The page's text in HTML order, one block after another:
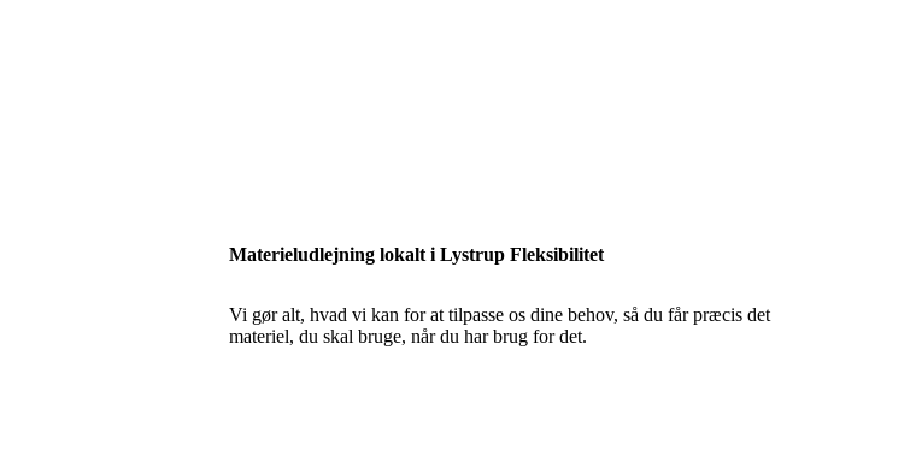
Materieludlejning lokalt i Lystrup Fleksibilitet
Vi gør alt, hvad vi kan for at tilpasse os dine behov, så du får præcis det
materiel, du skal bruge, når du har brug for det.